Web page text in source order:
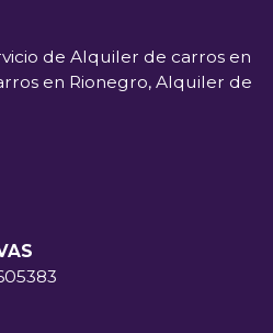
de Alquiler de carros en
en Rionegro, Alquiler de